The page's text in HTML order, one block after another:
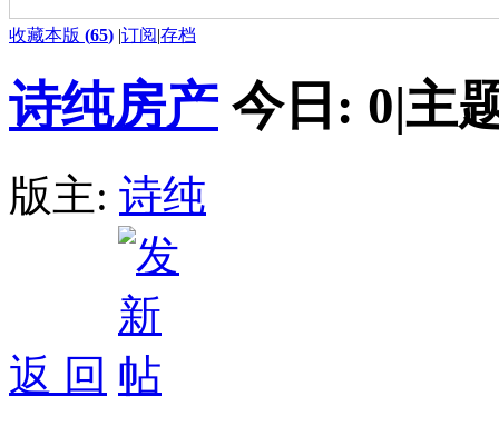
收藏本版 (65) |订阅|存档
诗纯房产 今日: 0|主
版主: 诗纯
返 回